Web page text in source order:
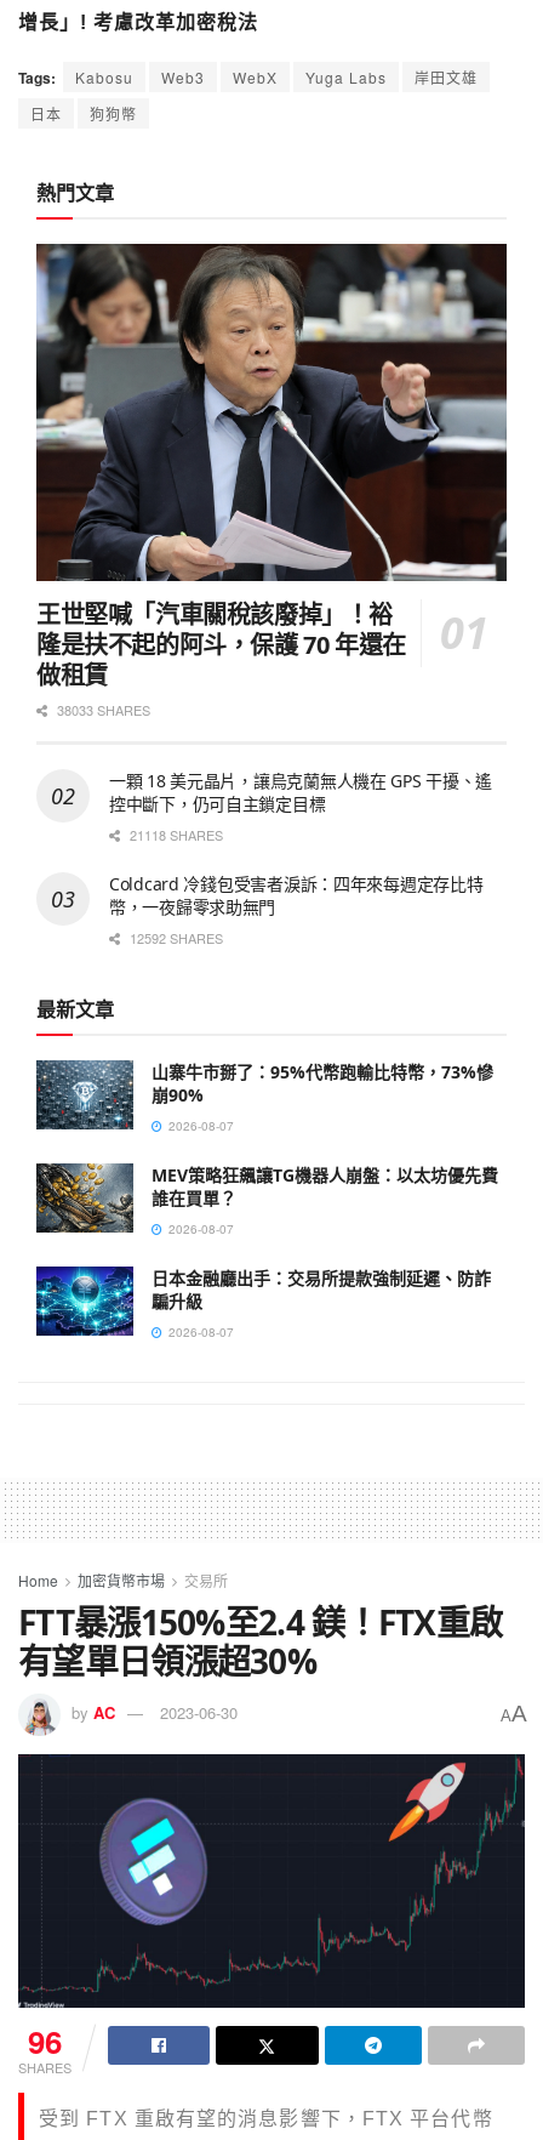
增長」! 考慮改革加密稅法
Tags: Kabosu Web3 WebX Yuga Labs
岸田文雄
日本
狗狗幣
熱門文章
王世堅喊「汽車關稅該廢掉」！裕
隆是扶不起的阿斗，保護 70 年還在
做租賃
38033 SHARES
一顆 18 美元晶片，讓烏克蘭無人機在 GPS 干擾、遙
控中斷下，仍可自主鎖定目標
21118 SHARES
Coldcard 冷錢包受害者淚訴：四年來每週定存比特
幣，一夜歸零求助無門
12592 SHARES
最新文章
山寨牛市掰了：95%代幣跑輸比特幣，73%慘
崩90%
2026-08-07
MEV策略狂飆讓TG機器人崩盤：以太坊優先費
誰在買單？
2026-08-07
日本金融廳出手：交易所提款強制延遲、防詐
騙升級
2026-08-07
Home 加密貨幣市場 交易所
FTT暴漲150%至2.4 鎂！FTX重啟
有望單日領漲超30%
by AC 2023-06-30 AA
96
SHARES
受到 FTX 重啟有望的消息影響下，FTX 平台代幣